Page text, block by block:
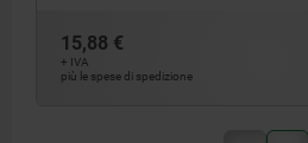
15,88 €
+ IVA
più le spese di spedizione